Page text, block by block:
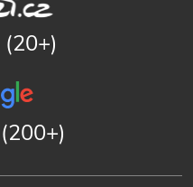
(20+)
(200+)